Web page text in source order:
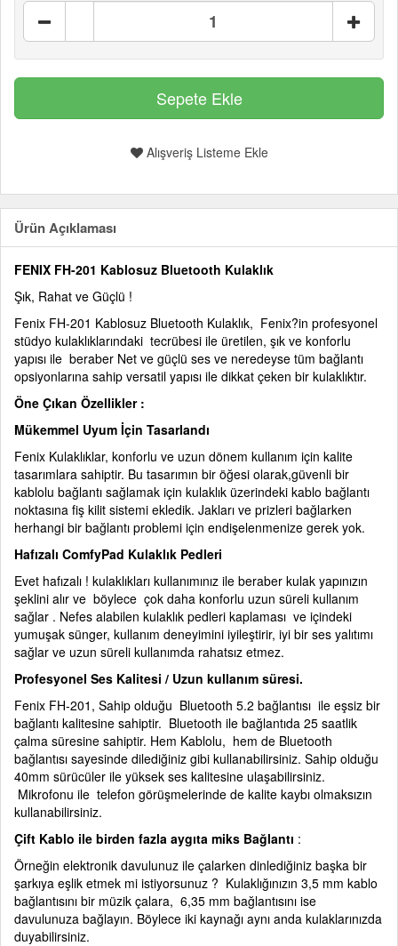
Alışveriş Listeme Ekle
Ürün Açıklaması
FENIX FH-201 Kablosuz Bluetooth Kulaklık
Şık, Rahat ve Güçlü !
Fenix FH-201 Kablosuz Bluetooth Kulaklık, Fenix?in profesyonel
stüdyo kulaklıklarındaki tecrübesi ile üretilen, şık ve konforlu
yapısı ile beraber Net ve güçlü ses ve neredeyse tüm bağlantı
opsiyonlarına sahip versatil yapısı ile dikkat çeken bir kulaklıktır.
Öne Çıkan Özellikler :
Mükemmel Uyum İçin Tasarlandı
Fenix Kulaklıklar, konforlu ve uzun dönem kullanım için kalite
tasarımlara sahiptir. Bu tasarımın bir öğesi olarak,güvenli bir
kablolu bağlantı sağlamak için kulaklık üzerindeki kablo bağlantı
noktasına fiş kilit sistemi ekledik. Jakları ve prizleri bağlarken
herhangi bir bağlantı problemi için endişelenmenize gerek yok.
Hafızalı ComfyPad Kulaklık Pedleri
Evet hafızalı ! kulaklıkları kullanımınız ile beraber kulak yapınızın
şeklini alır ve böylece çok daha konforlu uzun süreli kullanım
sağlar . Nefes alabilen kulaklık pedleri kaplaması ve içindeki
yumuşak sünger, kullanım deneyimini iyileştirir, iyi bir ses yalıtımı
sağlar ve uzun süreli kullanımda rahatsız etmez.
Profesyonel Ses Kalitesi / Uzun kullanım süresi.
Fenix FH-201, Sahip olduğu Bluetooth 5.2 bağlantısı ile eşsiz bir
bağlantı kalitesine sahiptir. Bluetooth ile bağlantıda 25 saatlik
çalma süresine sahiptir. Hem Kablolu, hem de Bluetooth
bağlantısı sayesinde dilediğiniz gibi kullanabilirsiniz. Sahip olduğu
40mm sürücüler ile yüksek ses kalitesine ulaşabilirsiniz.
Mikrofonu ile telefon görüşmelerinde de kalite kaybı olmaksızın
kullanabilirsiniz.
Çift Kablo ile birden fazla aygıta miks Bağlantı :
Örneğin elektronik davulunuz ile çalarken dinlediğiniz başka bir
şarkıya eşlik etmek mi istiyorsunuz ? Kulaklığınızın 3,5 mm kablo
bağlantısını bir müzik çalara, 6,35 mm bağlantısını ise
davulunuza bağlayın. Böylece iki kaynağı aynı anda kulaklarınızda
duyabilirsiniz.